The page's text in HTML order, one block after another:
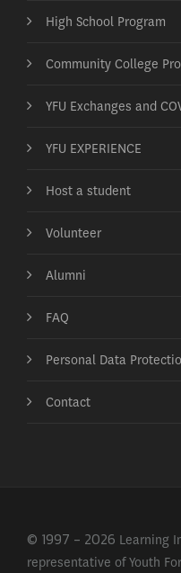
High School Program
Community College
YFU Exchanges and
YFU EXPERIENCE
Host a student
Volunteer
Alumni
FAQ
Personal Data
Contact
© 1997 - 2026 Learning
representative of Youth